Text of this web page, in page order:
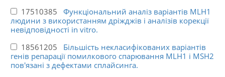
17510385 Функціональний аналіз варіантів MLH1
людини з використанням дріжджів і аналізів корекції
невідповідності in vitro.
18561205 Більшість некласифікованих варіантів
генів репарації помилкового спарювання MLH1 і MSH2
пов'язані з дефектами сплайсинга.